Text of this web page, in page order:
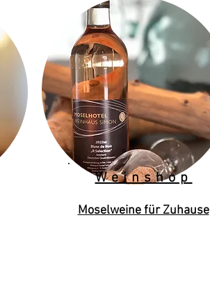
Weinshop
Moselweine für Zuhause